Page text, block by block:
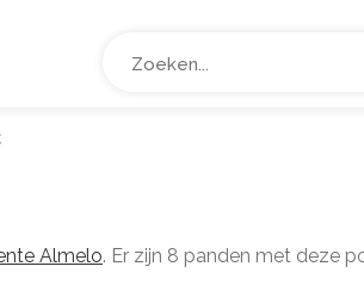
Almelo. Er zijn 8 panden met deze